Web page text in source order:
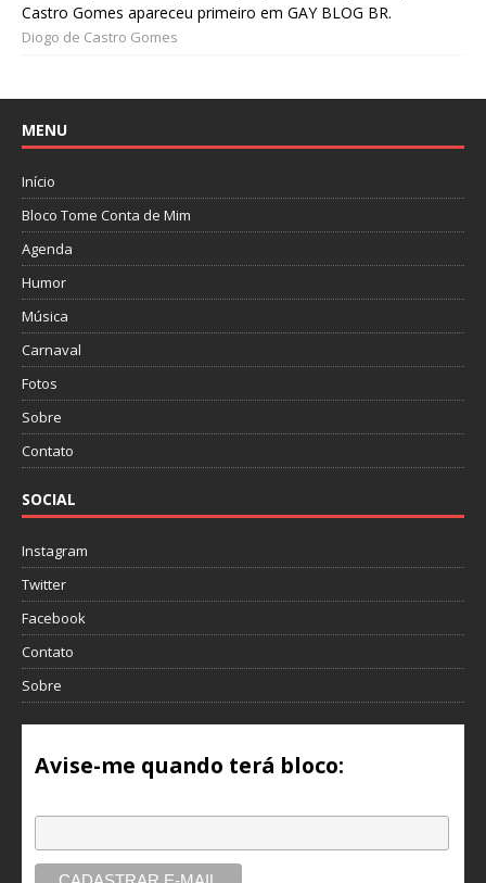
Castro Gomes apareceu primeiro em GAY BLOG BR.
Diogo de Castro Gomes
MENU
Início
Bloco Tome Conta de Mim
Agenda
Humor
Música
Carnaval
Fotos
Sobre
Contato
SOCIAL
Instagram
Twitter
Facebook
Contato
Sobre
Avise-me quando terá bloco: